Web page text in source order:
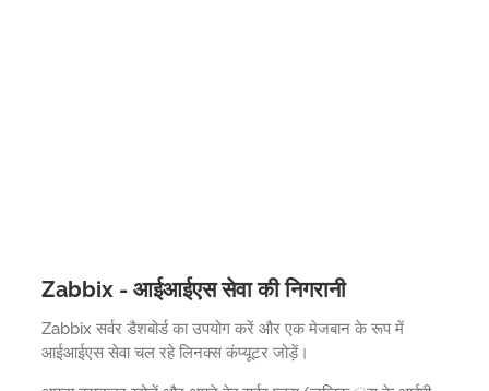
Zabbix - आईआईएस सेवा की निगरानी
Zabbix सर्वर डैशबोर्ड का उपयोग करें और एक मेजबान के रूप में
आईआईएस सेवा चल रहे लिनक्स कंप्यूटर जोड़ें।